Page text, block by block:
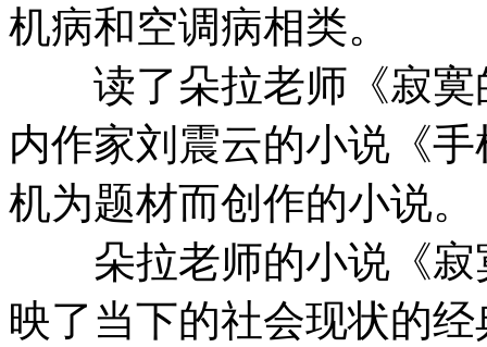
机病和空调病相类。
读了朵拉老师《寂寞
内作家刘震云的小说《
机为题材而创作的小说。
朵拉老师的小说《寂
映了当下的社会现状的